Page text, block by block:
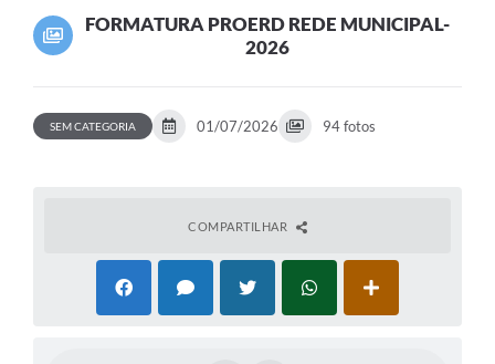
FORMATURA PROERD REDE MUNICIPAL-
2026
SEM CATEGORIA 01/07/2026 94 fotos
COMPARTILHAR